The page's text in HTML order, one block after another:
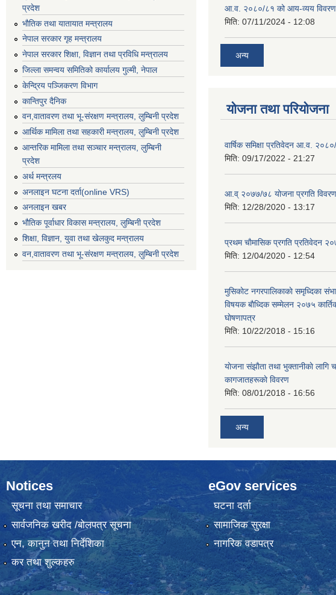
प्रदेश
भाैतिक तथा यातायात मन्त्रालय
नेपाल सरकार गृह मन्त्रालय
नेपाल सरकार शिक्षा, विज्ञान तथा प्रविधि मन्त्रालय
जिल्ला समन्वय समितिको कार्यालय गुल्मी, नेपाल
केन्द्रिय पञ्जिकरण विभाग
कान्तिपुर दैनिक
वन,वातावरण तथा भू-संरक्षण मन्त्रालय, लुम्बिनी प्रदेश
आर्थिक मामिला तथा सहकारी मन्त्रालय, लुम्बिनी प्रदेश
आन्तरिक मामिला तथा सञ्चार मन्त्रालय, लुम्बिनी
प्रदेश
अर्थ मन्त्रलय
अनलाइन घटना दर्ता(online VRS)
अनलाइन खबर
भौतिक पूर्वाधार विकास मन्त्रालय, लुम्बिनी प्रदेश
शिक्षा, विज्ञान, युवा तथा खेलकुद मन्‍‍त्रालय
वन,वातावरण तथा भू-संरक्षण मन्त्रालय, लुम्बिनी प्रदेश
आ.व. २०८०/८१ को आय-व्यय विवरण
मिति: 07/11/2024 - 12:08
अन्य
योजना तथा परियोजना
वार्षिक समिक्षा प्रतिवेदन आ.व.
मिति: 09/17/2022 - 21:27
आ.व् २०७७/७८ योजना प्रगति विवरण
मिति: 12/28/2020 - 13:17
प्रथम चाैमासिक प्रगति प्रतिवेदन
मिति: 12/04/2020 - 12:54
मुसिकाेट नगरपालिकाकाे समृध्दिका
विषयक बाैध्दिक सम्मेलन २०७५
घाेषणापत्र
मिति: 10/22/2018 - 15:16
याेजना संझाैता तथा भुक्तानीकाे
कागजातहरूकाे विवरण
मिति: 08/01/2018 - 16:56
अन्य
Notices
सूचना तथा समाचार
सार्वजनिक खरीद /बोलपत्र सूचना
एन, कानुन तथा निर्देशिका
कर तथा शुल्कहरु
eGov services
घटना दर्ता
सामाजिक सुरक्षा
नागरिक वडापत्र